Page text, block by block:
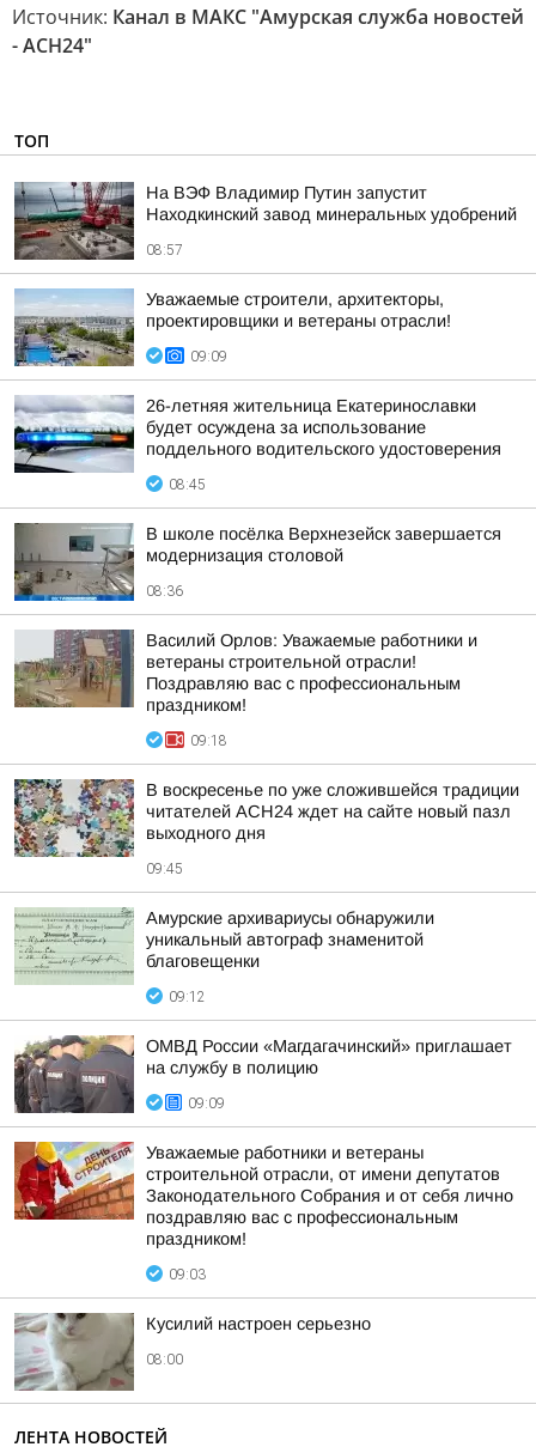
Источник: Канал в МАКС "Амурская служба новостей
- АСН24"
ТОП
На ВЭФ Владимир Путин запустит
Находкинский завод минеральных удобрений
08:57
Уважаемые строители, архитекторы,
проектировщики и ветераны отрасли!
09:09
26-летняя жительница Екатеринославки
будет осуждена за использование
поддельного водительского удостоверения
08:45
В школе посёлка Верхнезейск завершается
модернизация столовой
08:36
Василий Орлов: Уважаемые работники и
ветераны строительной отрасли!
Поздравляю вас с профессиональным
праздником!
09:18
В воскресенье по уже сложившейся традиции
читателей АСН24 ждет на сайте новый пазл
выходного дня
09:45
Амурские архивариусы обнаружили
уникальный автограф знаменитой
благовещенки
09:12
ОМВД России «Магдагачинский» приглашает
на службу в полицию
09:09
Уважаемые работники и ветераны
строительной отрасли, от имени депутатов
Законодательного Собрания и от себя лично
поздравляю вас с профессиональным
праздником!
09:03
Кусилий настроен серьезно
08:00
ЛЕНТА НОВОСТЕЙ